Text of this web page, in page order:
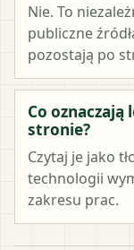
Nie. To
publiczne
pozostają po
Co
stronie?
Czytaj je jako
technologii
zakresu prac.